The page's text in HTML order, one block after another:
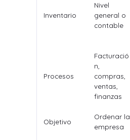
Inventario
Nivel
general o
contable
Procesos
Facturació
n,
compras,
ventas,
finanzas
Objetivo
Ordenar la
empresa